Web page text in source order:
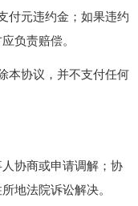
元违约金；如果违约
负责赔偿。
协议，并不支付任何
协商或申请调解；协
地法院诉讼解决。